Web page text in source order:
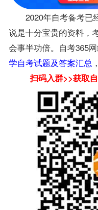
2020年自考备考已
说是十分宝贵的资料，
会事半功倍。自考365
学自考试题及答案汇总
扫码入群>>获取